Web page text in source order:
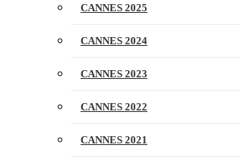
CANNES 2025
CANNES 2024
CANNES 2023
CANNES 2022
CANNES 2021